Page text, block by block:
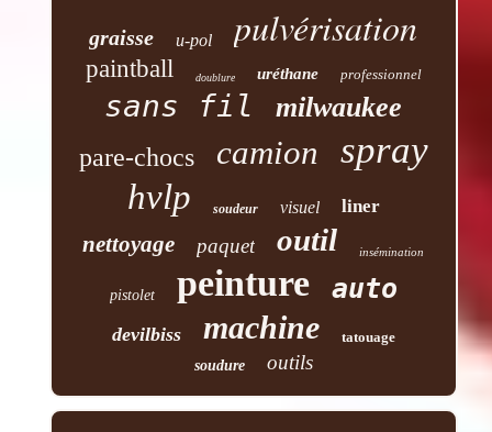
graisse u-pol pulvérisation
paintball doublure uréthane professionnel
sans fil milwaukee
pare-chocs camion spray
hvlp soudeur visuel liner
nettoyage paquet outil insémination
pistolet peinture auto
devilbiss machine
tatouage
soudure
outils